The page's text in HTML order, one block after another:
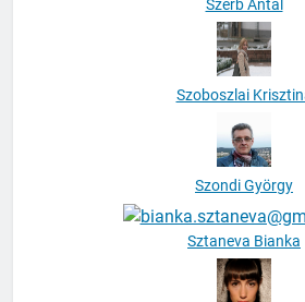
Szoboszlai Krisztina
Szondi György
Kőszegi Zsófia